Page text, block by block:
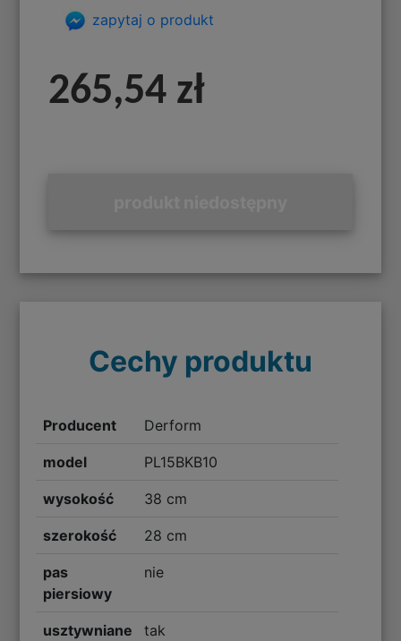
zapytaj o produkt
265,54 zł
Cechy produktu
Producent Derform
model PL15BKB10
wysokość 38 cm
szerokość 28 cm
pas
piersiowy
nie
usztywniane
tak